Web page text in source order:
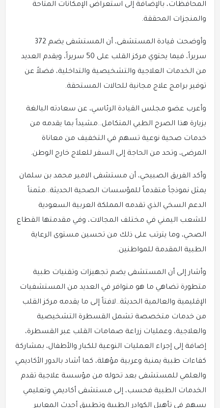
المحافظات، بالإضافة إلى استعراض الإمكانات المتاحة
والمنجزات المحققة.
وأوضحت قيادة المستشفى، أن المستشفى يضم 372
سريراً، فيما يحتوي مركز القلب على 50 سريراً، ويقدم العديد
من الخدمات العلاجية والتشخيصية والتداخلية، فضلاً عن
توفير برامج علاج مجانية للحالات المستحقة.
وأعرب عضو مجلس القيادة الرئاسي، عن سعادته البالغة
بزيارة هذا الصرح الطبي المتكامل..مشيداً بما يقدمه من
خدمات صحية نوعية تسهم في التخفيف من معاناة
المرضى، وتحد من الحاجة إلى السفر للعلاج خارج الوطن.
وأكد الفريق الصبيحي، أن مستشفى الامير محمد بن سلمان
يمثل نموذجاً متقدماً للمؤسسات الصحية الحديثة..مثمناً
الدعم السخي الذي تقدمه المملكة العربية السعودية
للشعب اليمني في مختلف المجالات، وفي مقدمتها القطاع
الصحي، وما يترتب على ذلك من تحسين مستوى الرعاية
الطبية المقدمة للمواطنين.
وأشار إلى أن المستشفى يضم تجهيزات وتقنيات طبية
متطورة تضاهي ما هو متوافر في العديد من المستشفيات
الإقليمية والعالمية الحديثة..لافتاً إلى ما يقدمه مركز القلب
من خدمات متخصصة تشمل القسطرة التشخيصية
والعلاجية، وعمليات زراعة صمامات القلب عبر القسطرة،
إضافة إلى إجراء العمليات النوعية للكبار والأطفال، بمشاركة
كفاءات طبية يمنية وعربية مؤهلة، كما أشاد بالدور الأكاديمي
والعلمي للمستشفى بعد تحوله من مؤسسة علاجية تقدم
الخدمات الطبية فحسب، إلى مستشفى أكاديمي وتعليمي
يسهم في تأهيل الكوادر الطبية وتطبيق أحدث المعايير